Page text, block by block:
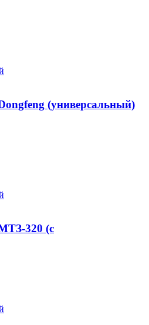
(универсальный)
320 (с